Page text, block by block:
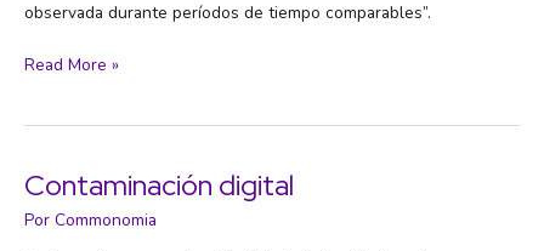
observada durante períodos de tiempo comparables”.
Cambio
Read More »
Contaminación digital
Por Commonomia